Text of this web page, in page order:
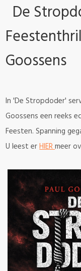
De
Goossens
In 'De Stropdoder'
Goossens een reeks
Feesten. Spanning
U leest erHIERmeer